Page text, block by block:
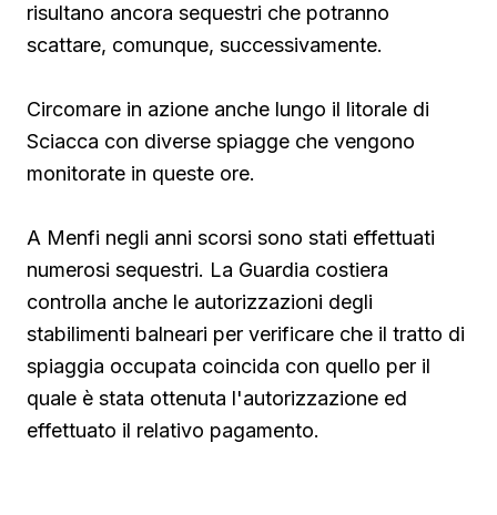
risultano ancora sequestri che potranno
scattare, comunque, successivamente.
Circomare in azione anche lungo il litorale di
Sciacca con diverse spiagge che vengono
monitorate in queste ore.
A Menfi negli anni scorsi sono stati effettuati
numerosi sequestri. La Guardia costiera
controlla anche le autorizzazioni degli
stabilimenti balneari per verificare che il tratto di
spiaggia occupata coincida con quello per il
quale è stata ottenuta l'autorizzazione ed
effettuato il relativo pagamento.